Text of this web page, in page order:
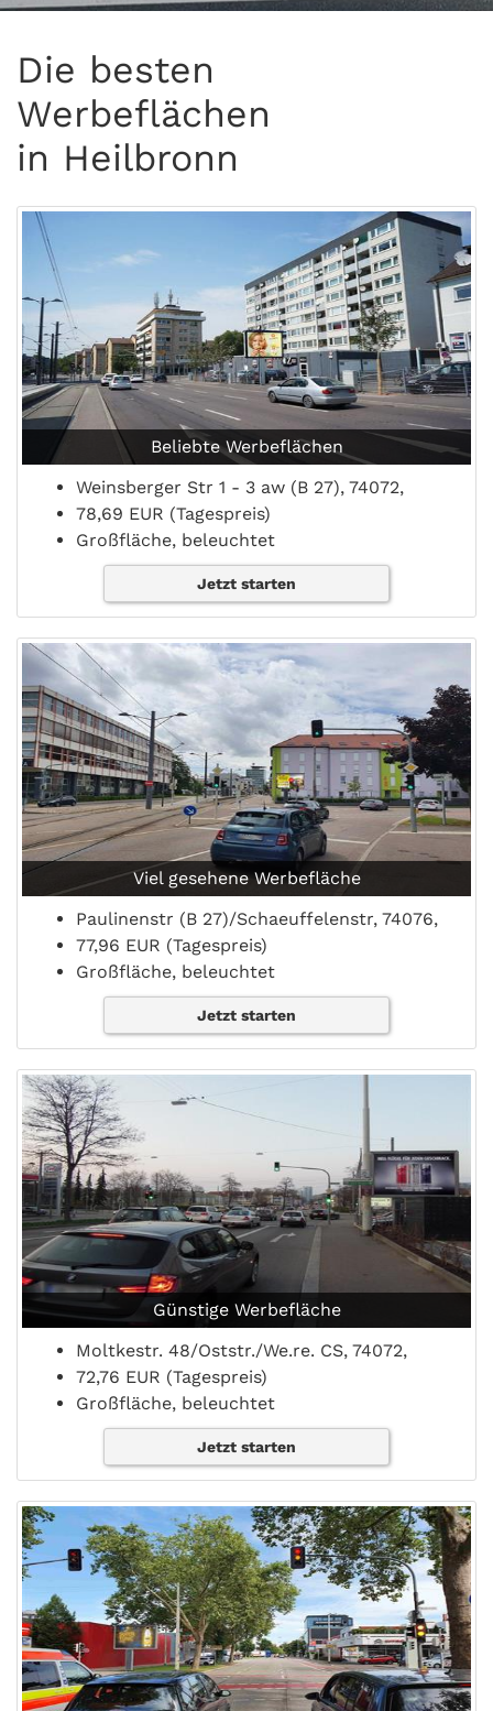
Die besten
Werbeflächen
in Heilbronn
Beliebte Werbeflächen
Weinsberger Str 1 - 3 aw (B 27), 74072,
78,69 EUR (Tagespreis)
Großfläche, beleuchtet
Jetzt starten
Viel gesehene Werbefläche
Paulinenstr (B 27)/Schaeuffelenstr, 74076,
77,96 EUR (Tagespreis)
Großfläche, beleuchtet
Jetzt starten
Günstige Werbefläche
Moltkestr. 48/Oststr./We.re. CS, 74072,
72,76 EUR (Tagespreis)
Großfläche, beleuchtet
Jetzt starten